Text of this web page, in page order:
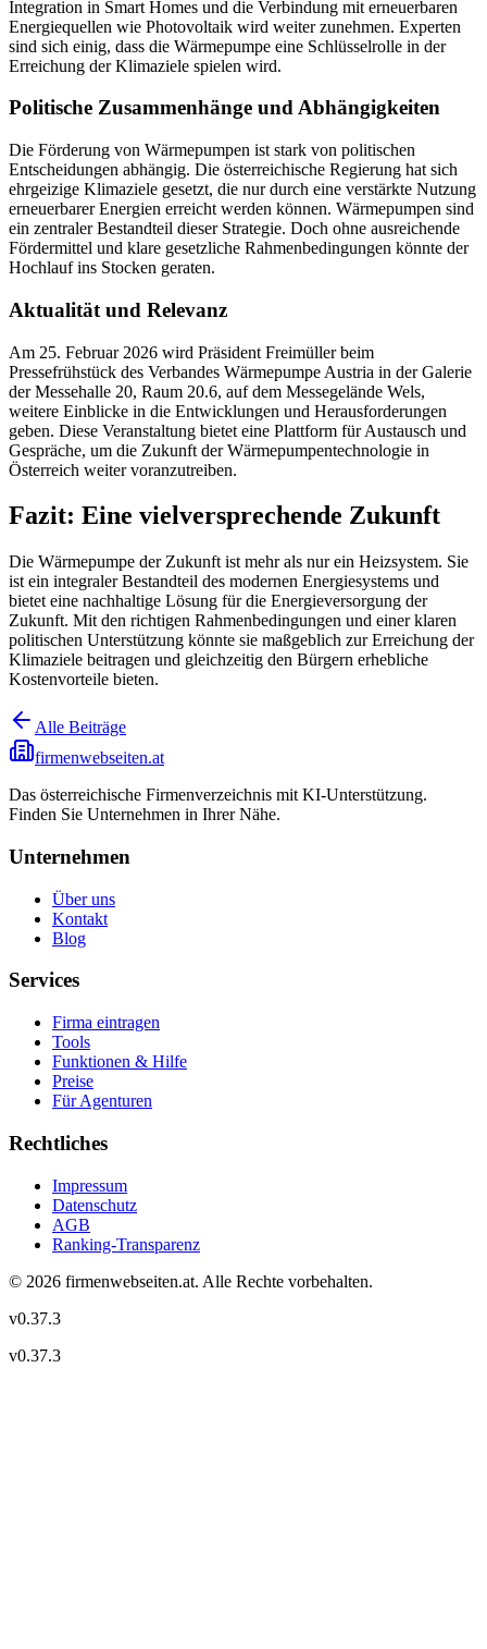
Integration in Smart Homes und die Verbindung mit erneuerbaren
Energiequellen wie Photovoltaik wird weiter zunehmen. Experten
sind sich einig, dass die Wärmepumpe eine Schlüsselrolle in der
Erreichung der Klimaziele spielen wird.
Politische Zusammenhänge und Abhängigkeiten
Die Förderung von Wärmepumpen ist stark von politischen
Entscheidungen abhängig. Die österreichische Regierung hat sich
ehrgeizige Klimaziele gesetzt, die nur durch eine verstärkte Nutzung
erneuerbarer Energien erreicht werden können. Wärmepumpen sind
ein zentraler Bestandteil dieser Strategie. Doch ohne ausreichende
Fördermittel und klare gesetzliche Rahmenbedingungen könnte der
Hochlauf ins Stocken geraten.
Aktualität und Relevanz
Am 25. Februar 2026 wird Präsident Freimüller beim
Pressefrühstück des Verbandes Wärmepumpe Austria in der Galerie
der Messehalle 20, Raum 20.6, auf dem Messegelände Wels,
weitere Einblicke in die Entwicklungen und Herausforderungen
geben. Diese Veranstaltung bietet eine Plattform für Austausch und
Gespräche, um die Zukunft der Wärmepumpentechnologie in
Österreich weiter voranzutreiben.
Fazit: Eine vielversprechende Zukunft
Die Wärmepumpe der Zukunft ist mehr als nur ein Heizsystem. Sie
ist ein integraler Bestandteil des modernen Energiesystems und
bietet eine nachhaltige Lösung für die Energieversorgung der
Zukunft. Mit den richtigen Rahmenbedingungen und einer klaren
politischen Unterstützung könnte sie maßgeblich zur Erreichung der
Klimaziele beitragen und gleichzeitig den Bürgern erhebliche
Kostenvorteile bieten.
Alle Beiträge
firmenwebseiten.at
Das österreichische Firmenverzeichnis mit KI-Unterstützung.
Finden Sie Unternehmen in Ihrer Nähe.
Unternehmen
Über uns
Kontakt
Blog
Services
Firma eintragen
Tools
Funktionen & Hilfe
Preise
Für Agenturen
Rechtliches
Impressum
Datenschutz
AGB
Ranking-Transparenz
© 2026 firmenwebseiten.at. Alle Rechte vorbehalten.
v0.37.3
v0.37.3